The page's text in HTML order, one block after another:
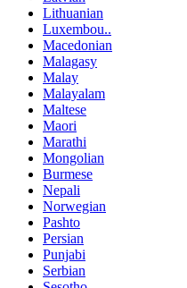
Lithuanian
Luxembou..
Macedonian
Malagasy
Malay
Malayalam
Maltese
Maori
Marathi
Mongolian
Burmese
Nepali
Norwegian
Pashto
Persian
Punjabi
Serbian